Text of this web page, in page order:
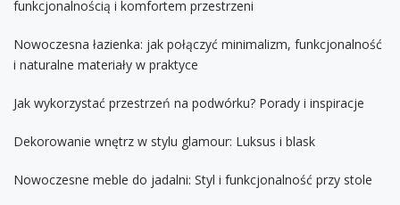
funkcjonalnością i komfortem przestrzeni
Nowoczesna łazienka: jak połączyć minimalizm, funkcjonalność
i naturalne materiały w praktyce
Jak wykorzystać przestrzeń na podwórku? Porady i inspiracje
Dekorowanie wnętrz w stylu glamour: Luksus i blask
Nowoczesne meble do jadalni: Styl i funkcjonalność przy stole